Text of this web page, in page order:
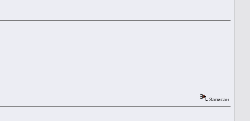
Записан